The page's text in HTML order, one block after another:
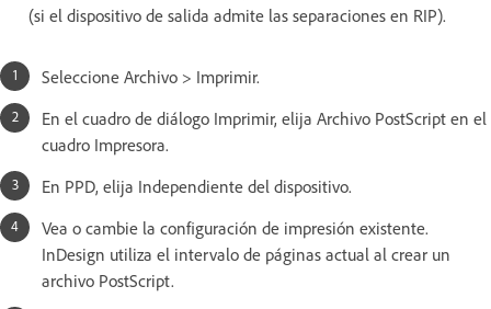
(si el dispositivo de salida admite las separaciones en RIP).
Seleccione Archivo > Imprimir.
En el cuadro de diálogo Imprimir, elija Archivo PostScript en el
cuadro Impresora.
En PPD, elija Independiente del dispositivo.
Vea o cambie la configuración de impresión existente.
InDesign utiliza el intervalo de páginas actual al crear un
archivo PostScript.